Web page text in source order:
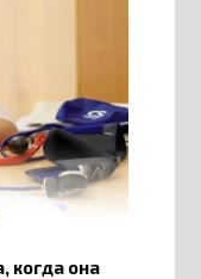
когда она